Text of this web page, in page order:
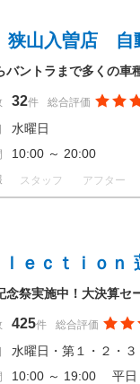
狭山入曽店 自
バントラまで多くの車
32件 総合評価
水曜日
10:00 ～ 20:00
スタッフ アフター
ｌｅｃｔｉｏｎ
祭実施中！大決算セ
425件 総合評価
水曜日・第１・２・
10:00 ～ 19:00 平